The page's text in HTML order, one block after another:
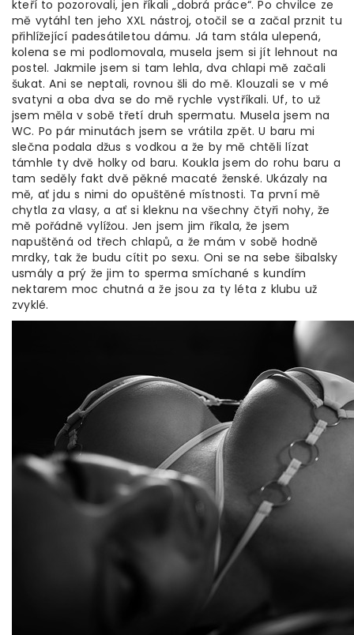
kteří to pozorovali, jen říkali „dobrá práce“. Po chvilce ze
mě vytáhl ten jeho XXL nástroj, otočil se a začal prznit tu
přihlížející padesátiletou dámu. Já tam stála ulepená,
kolena se mi podlomovala, musela jsem si jít lehnout na
postel. Jakmile jsem si tam lehla, dva chlapi mě začali
šukat. Ani se neptali, rovnou šli do mě. Klouzali se v mé
svatyni a oba dva se do mě rychle vystříkali. Uf, to už
jsem měla v sobě třetí druh spermatu. Musela jsem na
WC. Po pár minutách jsem se vrátila zpět. U baru mi
slečna podala džus s vodkou a že by mě chtěli lízat
támhle ty dvě holky od baru. Koukla jsem do rohu baru a
tam seděly fakt dvě pěkné macaté ženské. Ukázaly na
mě, ať jdu s nimi do opuštěné místnosti. Ta první mě
chytla za vlasy, a ať si kleknu na všechny čtyři nohy, že
mě pořádně vylížou. Jen jsem jim říkala, že jsem
napuštěná od třech chlapů, a že mám v sobě hodně
mrdky, tak že budu cítit po sexu. Oni se na sebe šibalsky
usmály a prý že jim to sperma smíchané s kundím
nektarem moc chutná a že jsou za ty léta z klubu už
zvyklé.